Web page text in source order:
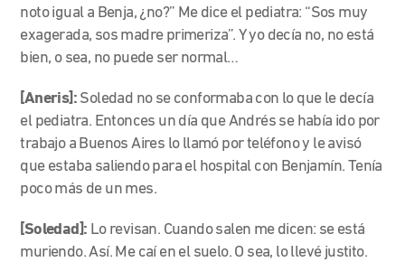
noto igual a Benja, ¿no?” Me dice el pediatra: “Sos muy
exagerada, sos madre primeriza”. Y yo decía no, no está
bien, o sea, no puede ser normal…
[Aneris]: Soledad no se conformaba con lo que le decía
el pediatra. Entonces un día que Andrés se había ido por
trabajo a Buenos Aires lo llamó por teléfono y le avisó
que estaba saliendo para el hospital con Benjamín. Tenía
poco más de un mes.
[Soledad]: Lo revisan. Cuando salen me dicen: se está
muriendo. Así. Me caí en el suelo. O sea, lo llevé justito.